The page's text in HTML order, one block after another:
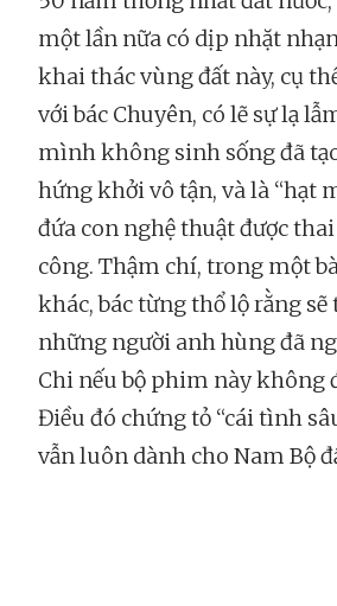
một lần nữa có dịp nhặt
khai thác vùng đất này, cụ
với bác Chuyên, có lẽ sự lạ
mình không sinh sống đã
hứng khởi vô tận, và là “hạt
đứa con nghệ thuật được
công. Thậm chí, trong một
khác, bác từng thổ lộ rằng
những người anh hùng đã
Chi nếu bộ phim này không
Điều đó chứng tỏ “cái tình
vẫn luôn dành cho Nam Bộ